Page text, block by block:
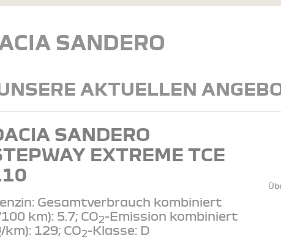
SANDERO
AKTUELLEN
SANDERO
EXTREME TCE
Gesamtverbrauch kombiniert
km): 5.7; CO2-Emission kombiniert
km): 129; CO2-Klasse: D